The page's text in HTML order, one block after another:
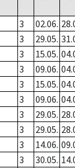
3 02.06.
3 29.05.
3 15.05.
3 09.06.
3 15.05.
3 09.06.
3 29.05.
3 29.05.
3 14.06.
3 30.05.